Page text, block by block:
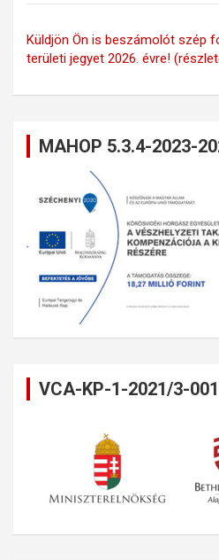
Küldjön Ön is beszámolót szép
területi jegyet 2026. évre!
MAHOP 5.3.4-2023-
VCA-KP-1-2021/3-